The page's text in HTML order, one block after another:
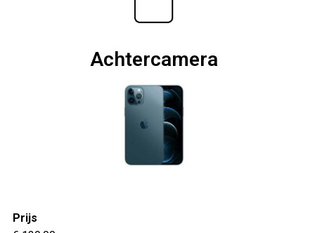
Achtercamera
Prijs